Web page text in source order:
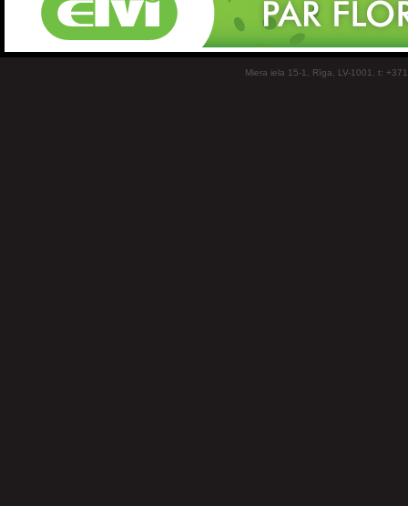
Miera iela 15-1, Rīga, LV-1001, t: